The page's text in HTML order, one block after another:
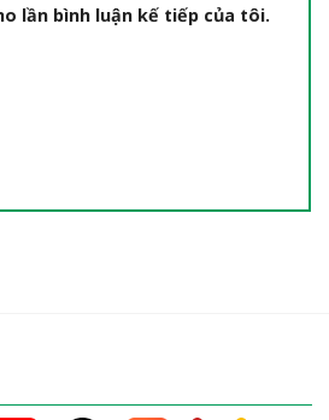
lần bình luận kế tiếp của tôi.